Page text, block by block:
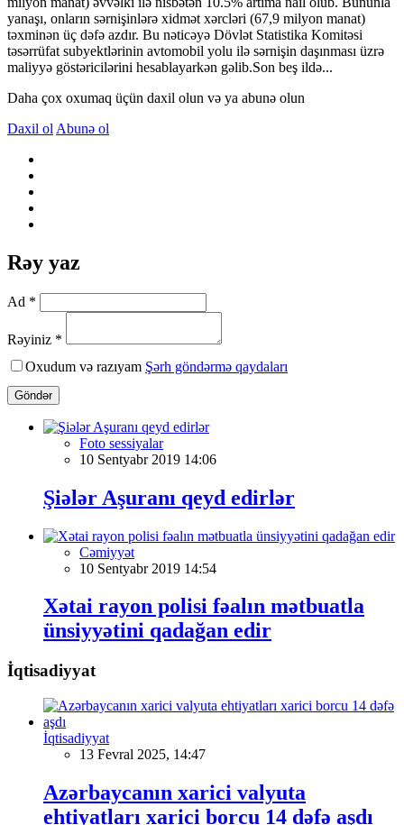
yanaşı, onların sərnişinlərə xidmət xərcləri (67,9 milyon manat)
təxminən üç dəfə azdır. Bu nəticəyə Dövlət Statistika Komitəsi
təsərrüfat subyektlərinin avtomobil yolu ilə sərnişin daşınması üzrə
maliyyə göstəricilərini hesablayarkən gəlib.Son beş ildə...
Daha çox oxumaq üçün daxil olun və ya abunə olun
Daxil ol Abunə ol
Rəy yaz
Ad *
Rəyiniz *
Oxudum və razıyam Şərh göndərmə qaydaları
Göndər
Foto sessiyalar
10 Sentyabr 2019 14:06
Şiələr Aşuranı qeyd edirlər
Cəmiyyət
10 Sentyabr 2019 14:54
Xətai rayon polisi fəalın mətbuatla
ünsiyyətini qadağan edir
İqtisadiyyat
İqtisadiyyat
13 Fevral 2025, 14:47
Azərbaycanın xarici valyuta
ehtiyatları xarici borcu 14 dəfə aşdı